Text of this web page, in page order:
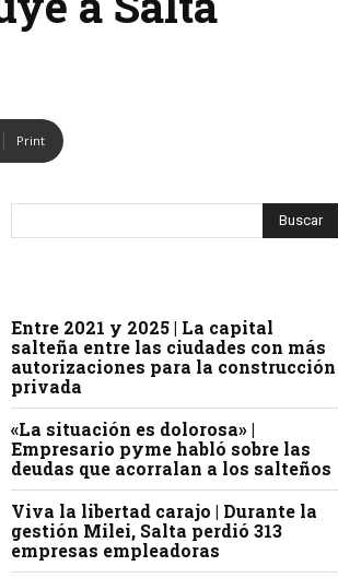
Print
Entre 2021 y 2025 | La capital
salteña entre las ciudades con más
autorizaciones para la construcción
privada
«La situación es dolorosa» |
Empresario pyme habló sobre las
deudas que acorralan a los salteños
Viva la libertad carajo | Durante la
gestión Milei, Salta perdió 313
empresas empleadoras